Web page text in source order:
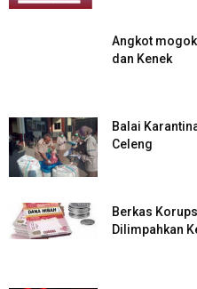
Angkot
dan Kenek
Balai
Celeng
Berkas
Dilimpahkan